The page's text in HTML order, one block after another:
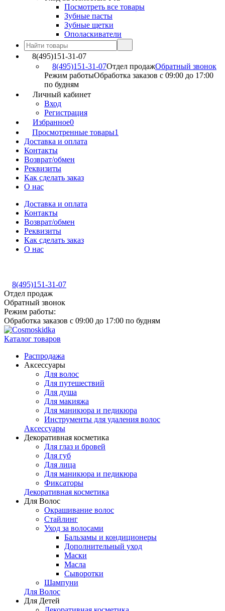
Посмотреть все товары
Зубные пасты
Зубные щетки
Ополаскиватели
8(495)151-31-07
8(495)151-31-07Отдел продажОбратный звонок
Режим работыОбработка заказов с 09:00 до 17:00
по будням
Личный кабинет
Вход
Регистрация
Избранное0
Просмотренные товары1
Доставка и оплата
Контакты
Возврат/обмен
Реквизиты
Как сделать заказ
О нас
Доставка и оплата
Контакты
Возврат/обмен
Реквизиты
Как сделать заказ
О нас
8(495)151-31-07
Отдел продаж
Обратный звонок
Режим работы:
Обработка заказов с 09:00 до 17:00 по будням
Каталог товаров
Распродажа
Аксессуары
Для волос
Для путешествий
Для душа
Для макияжа
Для маникюра и педикюра
Инструменты для удаления волос
Аксессуары
Декоративная косметика
Для глаз и бровей
Для губ
Для лица
Для маникюра и педикюра
Фиксаторы
Декоративная косметика
Для Волос
Окрашивание волос
Стайлинг
Уход за волосами
Бальзамы и кондиционеры
Дополнительный уход
Маски
Масла
Сыворотки
Шампуни
Для Волос
Для Детей